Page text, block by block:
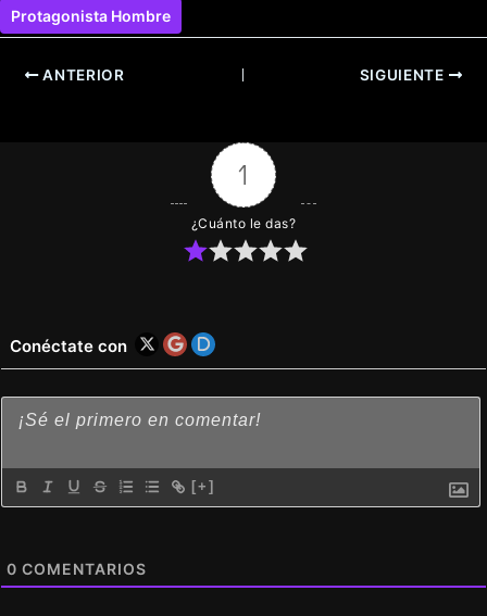
Protagonista Hombre
ANTERIOR SIGUIENTE
1
¿Cuánto le das?
Conéctate con
[+]
0 COMENTARIOS